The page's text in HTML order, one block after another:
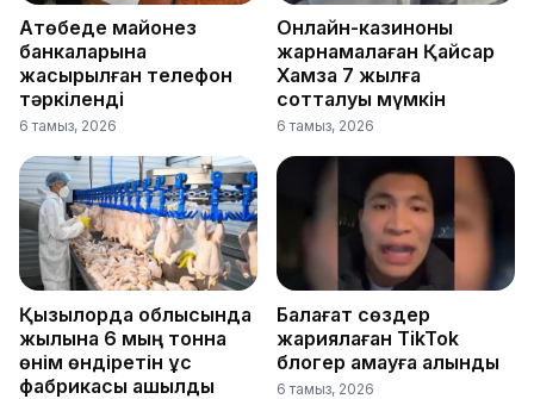
Ақтөбеде майонез
банкаларына
жасырылған телефон
тәркіленді
6 тамыз, 2026
Онлайн-казиноны
жарнамалаған Қайсар
Хамза 7 жылға
сотталуы мүмкін
6 тамыз, 2026
Қызылорда облысында
жылына 6 мың тонна
өнім өндіретін құс
фабрикасы ашылды
Балағат сөздер
жариялаған TikTok
блогер қамауға алынды
6 тамыз, 2026